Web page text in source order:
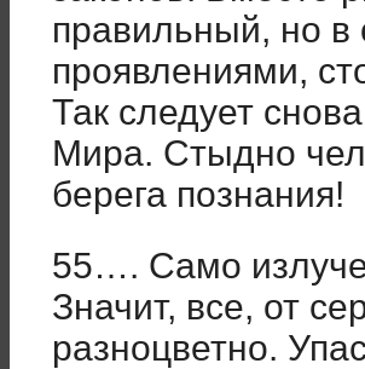
правильный, но в
проявлениями,
Так следует
Мира. Стыдно
берега познания!
55…. Само
Значит, все, от
разноцветно.